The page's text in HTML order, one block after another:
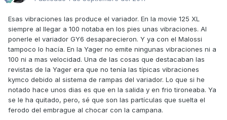
Esas vibraciones las produce el variador. En la movie 125 XL
siempre al llegar a 100 notaba en los pies unas vibraciones. Al
ponerle el variador GY6 desaparecieron. Y ya con el Malossi
tampoco lo hacía. En la Yager no emite ningunas vibraciones ni a
100 ni a mas velocidad. Una de las cosas que destacaban las
revistas de la Yager era que no tenía las típicas vibraciones
kymco debido al sistema de rampas del variador. Lo que si he
notado hace unos dias es que en la salida y en frio tironeaba. Ya
se le ha quitado, pero, sé que son las partículas que suelta el
ferodo del embrague al chocar con la campana.